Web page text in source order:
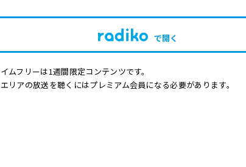
で開く
ムフリーは1週間限定コンテンツです。
リアの放送を聴くにはプレミアム会員になる必要があります。